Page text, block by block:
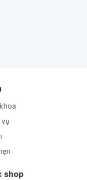
shop